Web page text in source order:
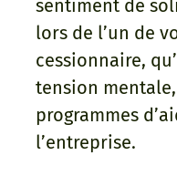
sentiment de
lors de l’un de
cessionnaire,
tension
programmes
l’entreprise.